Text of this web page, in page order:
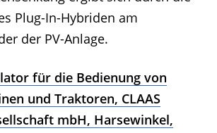
Plug-In-Hybriden am
der PV-Anlage.
für die Bedienung von
und Traktoren, CLAAS
mbH, Harsewinkel,